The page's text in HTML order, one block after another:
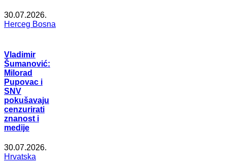
30.07.2026.
Herceg Bosna
Vladimir
Šumanović:
Milorad
Pupovac i
SNV
pokušavaju
cenzurirati
znanost i
medije
30.07.2026.
Hrvatska